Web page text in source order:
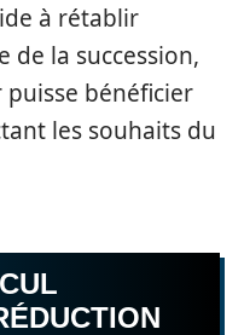
à rétablir
de la succession,
bénéficier
les souhaits du